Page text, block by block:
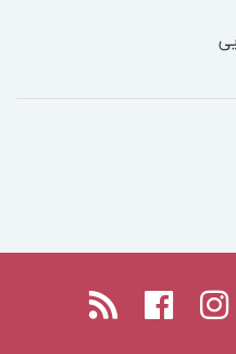
Instagram
Facebook
RSS